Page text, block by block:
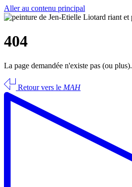
Aller au contenu principal
404
La page demandée n'existe pas (ou plus).
Retour vers le MAH